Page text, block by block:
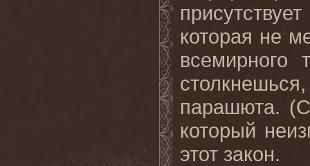
которая не
всемирного
парашюта.
который
этот закон.